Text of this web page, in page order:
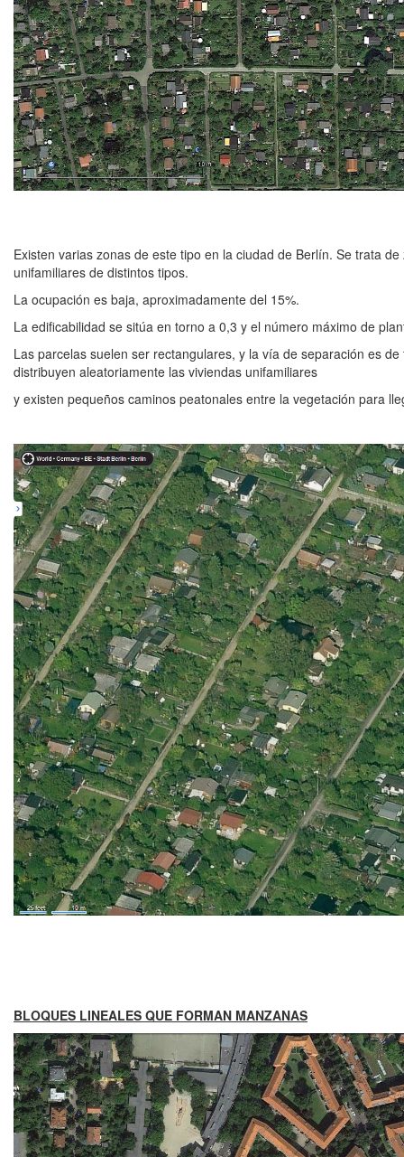
Existen varias zonas de este tipo en la ciudad de Berlín. Se trata
unifamiliares de distintos tipos.
La ocupación es baja, aproximadamente del 15%.
La edificabilidad se sitúa en torno a 0,3 y el número máximo de
Las parcelas suelen ser rectangulares, y la vía de separación es
distribuyen aleatoriamente las viviendas unifamiliares
y existen pequeños caminos peatonales entre la vegetación para
BLOQUES LINEALES QUE FORMAN MANZANAS